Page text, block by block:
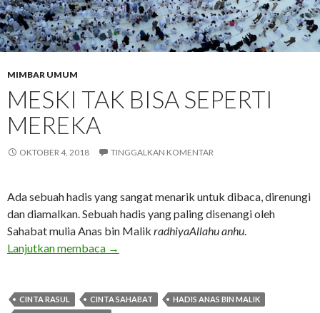
MIMBAR UMUM
MESKI TAK BISA SEPERTI
MEREKA
OKTOBER 4, 2018 TINGGALKAN KOMENTAR
Ada sebuah hadis yang sangat menarik untuk dibaca, direnungi
dan diamalkan. Sebuah hadis yang paling disenangi oleh
Sahabat mulia Anas bin Malik radhiyaAllahu anhu.
Lanjutkan membaca Meski Tak Bisa Seperti Mereka
→
CINTA RASUL CINTA SAHABAT
HADIS ANAS BIN MALIK